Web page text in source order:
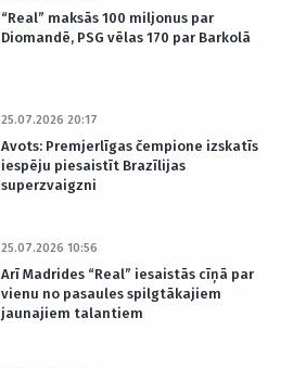
“Real” maksās 100 miljonus par
Diomandē, PSG vēlas 170 par Barkolā
25.07.2026 20:17
Avots: Premjerlīgas čempione izskatīs
iespēju piesaistīt Brazīlijas
superzvaigzni
25.07.2026 10:56
Arī Madrides “Real” iesaistās cīņā par
vienu no pasaules spilgtākajiem
jaunajiem talantiem